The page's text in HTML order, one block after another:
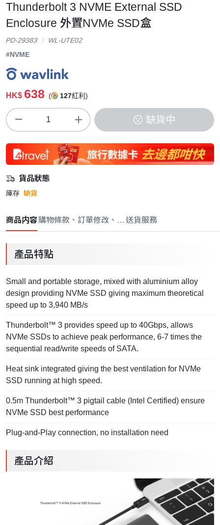
Thunderbolt 3 NVME External SSD
Enclosure 外置NVMe SSD盒
PD-29383
WL-UTE02
#NVME
HK$ 638 ( 127紅利)
缺貨中
貨品狀態
庫存 缺貨
商品内容購物條款、訂單修改、取消與退款政策
送貨服務
產品特點
Small and portable storage, mixed with aluminium alloy
design providing NVMe SSD giving maximum theoretical
speed up to 3,940 MB/s
Thunderbolt™ 3 provides speed up to 40Gbps, allows
NVMe SSDs to achieve peak performance, 6-7 times the
sequential read/write speeds of SATA.
Heat sink integrated giving the best ventilation for NVMe
SSD running at high speed.
0.5m Thunderbolt™ 3 pigtail cable (Intel Certified) ensure
NVMe SSD best performance
Plug-and-Play connection, no installation need
產品介紹